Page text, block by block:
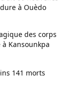
à Ouèdo
des corps
Kansounkpa
141 morts